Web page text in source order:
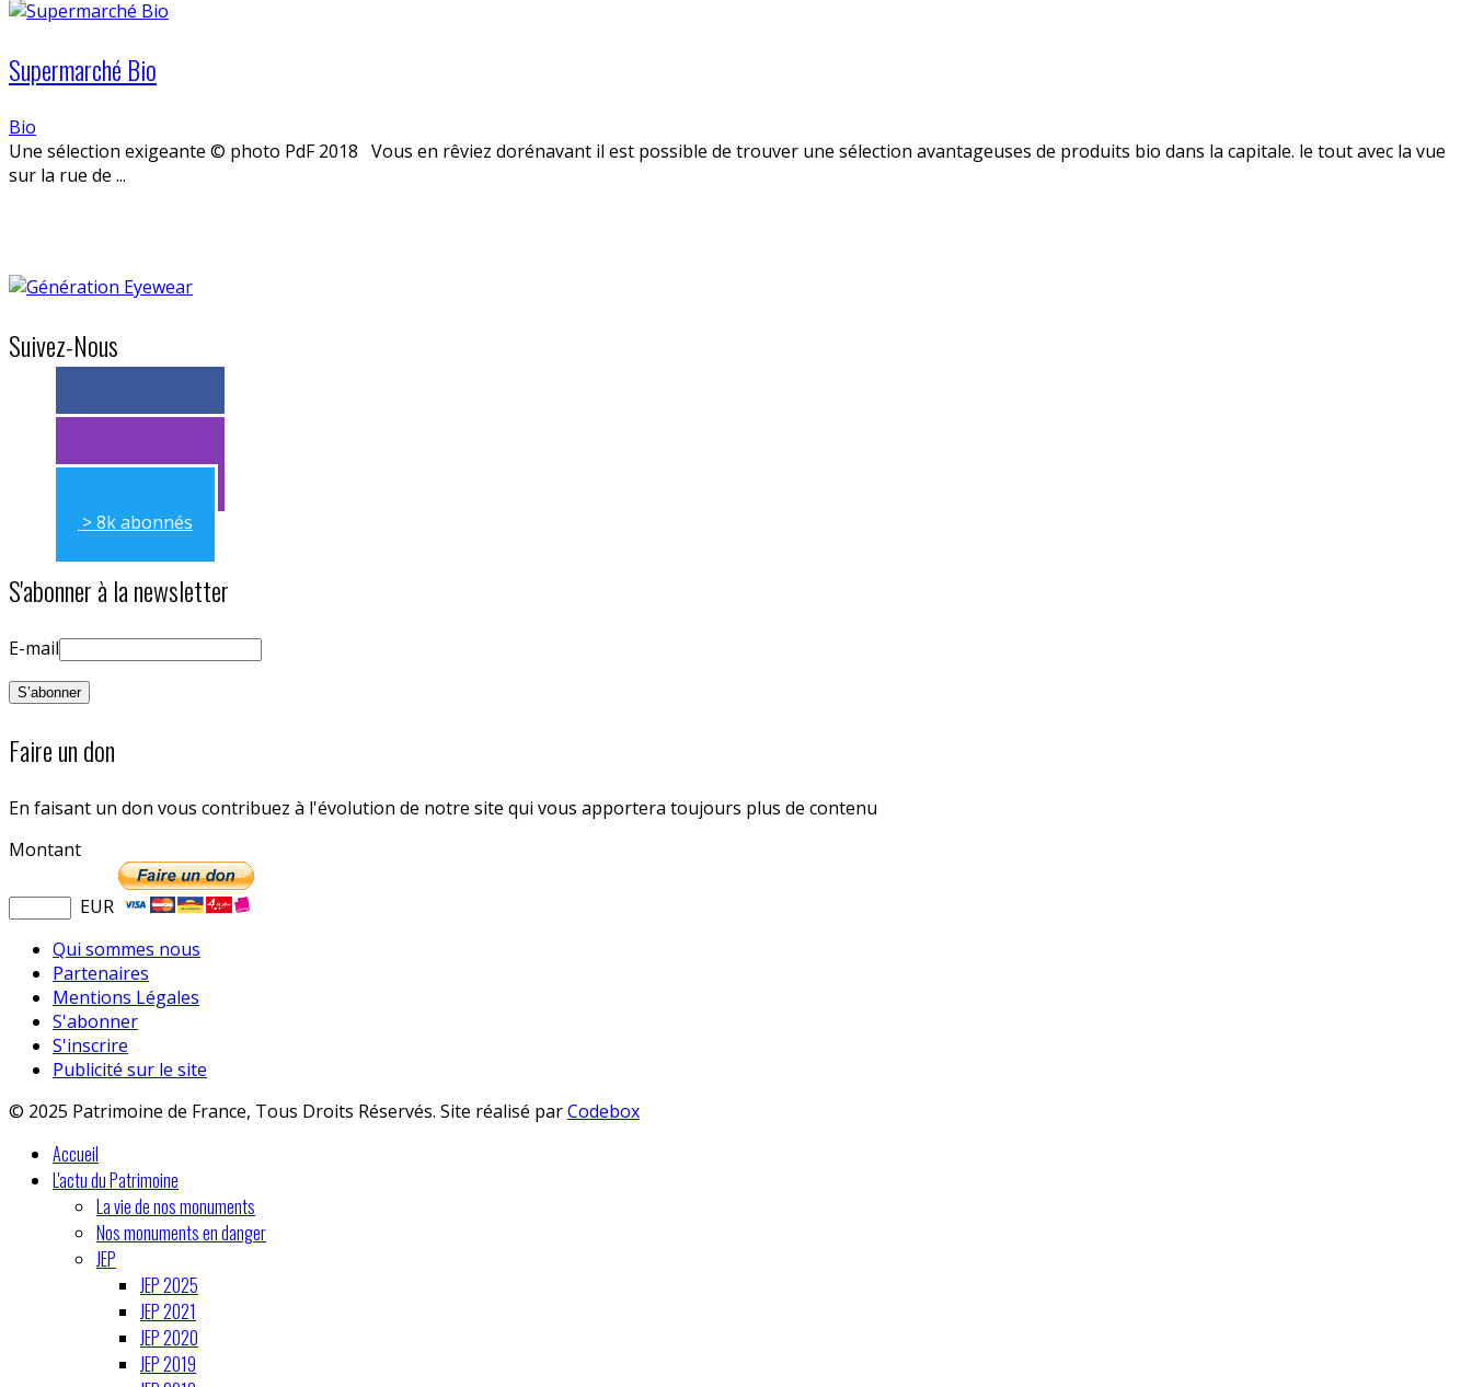
Supermarché Bio
Bio
Une sélection exigeante © photo PdF 2018 Vous en rêviez dorénavant il est possible de trouver une sélection avantageuses de produits bio dans la capitale. le tout avec la vue
sur la rue de ...
Suivez-Nous
> 11k abonnés
> 11k abonnés
> 8k abonnés
S'abonner à la newsletter
E-mail
Faire un don
En faisant un don vous contribuez à l'évolution de notre site qui vous apportera toujours plus de contenu
Montant
EUR
Qui sommes nous
Partenaires
Mentions Légales
S'abonner
S'inscrire
Publicité sur le site
© 2025 Patrimoine de France, Tous Droits Réservés. Site réalisé parCodebox
Accueil
L'actu du Patrimoine
La vie de nos monuments
Nos monuments en danger
JEP
JEP 2025
JEP 2021
JEP 2020
JEP 2019